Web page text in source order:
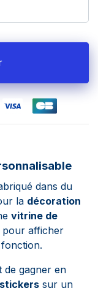
dans du
la décoration
vitrine de
pour afficher
de gagner en
stickers sur un